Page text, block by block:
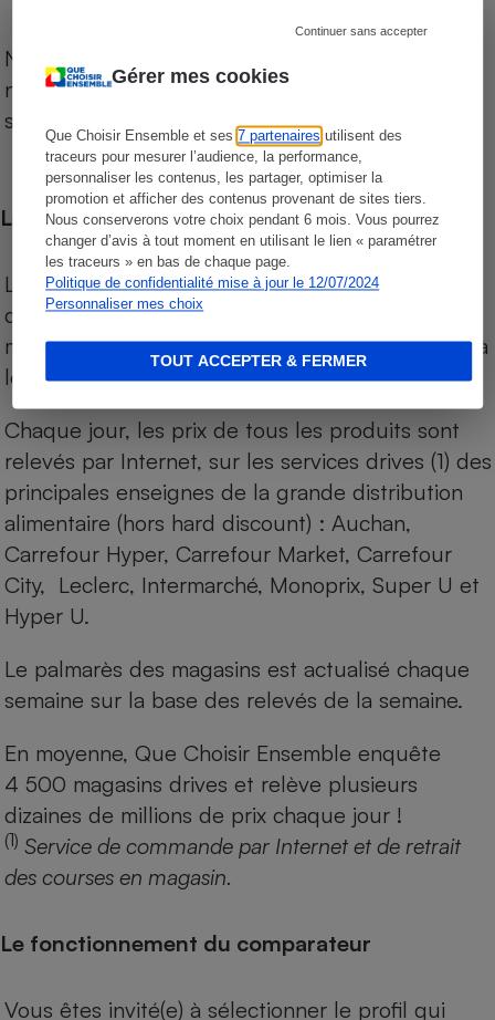
Gérer mes cookies
Que Choisir Ensemble et ses7 partenaires utilisent des
traceurs pour mesurer l’audience, la performance,
personnaliser les contenus, les partager, optimiser la
promotion et afficher des contenus provenant de sites tiers.
Nous conserverons votre choix pendant 6 mois. Vous pourrez
changer d’avis à tout moment en utilisant le lien « paramétrer
les traceurs » en bas de chaque page.
Politique de confidentialité mise à jour le 12/07/2024
Personnaliser mes choix
Continuer sans accepter
TOUT ACCEPTER & FERMER
Notre comparateur de supermarchés propose le
niveau de prix des supermarchés, géolocalisés
sur le territoire français.
Les comparaisons de prix
Les comparaisons sont réalisées sur l’ensemble
des produits des magasins. Les produits de
marques de distributeurs (MDD) sont comparés à
leurs équivalents chez leurs concurrents.
Chaque jour, les prix de tous les produits sont
relevés par Internet, sur les services drives (1) des
principales enseignes de la grande distribution
alimentaire (hors hard discount) : Auchan,
Carrefour Hyper, Carrefour Market, Carrefour
City, Leclerc, Intermarché, Monoprix, Super U et
Hyper U.
Le palmarès des magasins est actualisé chaque
semaine sur la base des relevés de la semaine.
En moyenne, Que Choisir Ensemble enquête
4 500 magasins drives et relève plusieurs
dizaines de millions de prix chaque jour !
(1) Service de commande par Internet et de retrait
des courses en magasin.
Le fonctionnement du comparateur
Vous êtes invité(e) à sélectionner le profil qui